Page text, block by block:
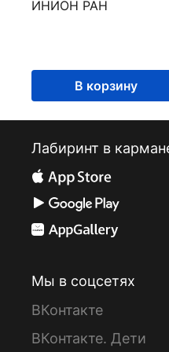
ИНИОН РАН
В корзину
Лабиринт в
Мы в соцсетях
ВКонтакте
ВКонтакте. Дети